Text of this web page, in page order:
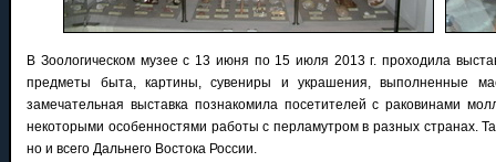
В Зоологическом музее с 13 июня по 15 июля 2013 г. проходила
предметы быта, картины, сувениры и украшения, выполненные
замечательная выставка познакомила посетителей с раковинами
некоторыми особенностями работы с перламутром в разных странах.
но и всего Дальнего Востока России.